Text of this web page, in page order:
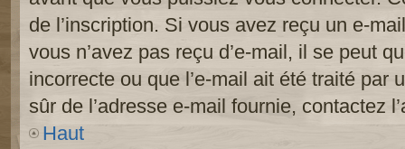
de l’inscription. Si vous avez reçu un e-
vous n’avez pas reçu d’e-mail, il se peut
incorrecte ou que l’e-mail ait été traité par
sûr de l’adresse e-mail fournie, contactez
Haut